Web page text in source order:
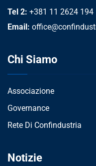
Tel 2: +381 11 2624 194
Email:
Chi Siamo
Associazione
Governance
Rete Di Confindustria
Notizie